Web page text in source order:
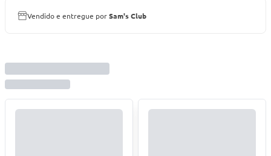
Vendido e entregue porSam's Club